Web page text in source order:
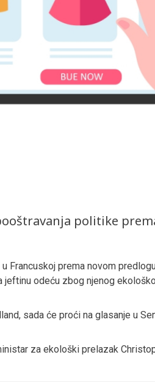
politike
Francuskoj prema novom
odeću zbog njenog
sada će proći na glasanje u
za ekološki prelazak